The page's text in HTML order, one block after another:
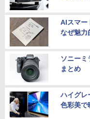
AIスマー
なぜ魅力
ソニー
まとめ
ハイグレ
色彩美で